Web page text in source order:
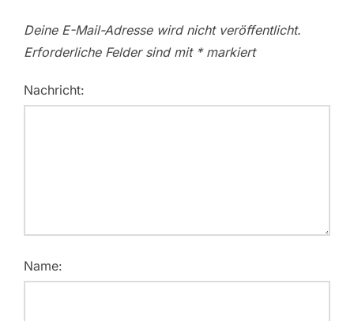
Deine E-Mail-Adresse wird nicht veröffentlicht.
Erforderliche Felder sind mit *markiert
Nachricht:
Name: